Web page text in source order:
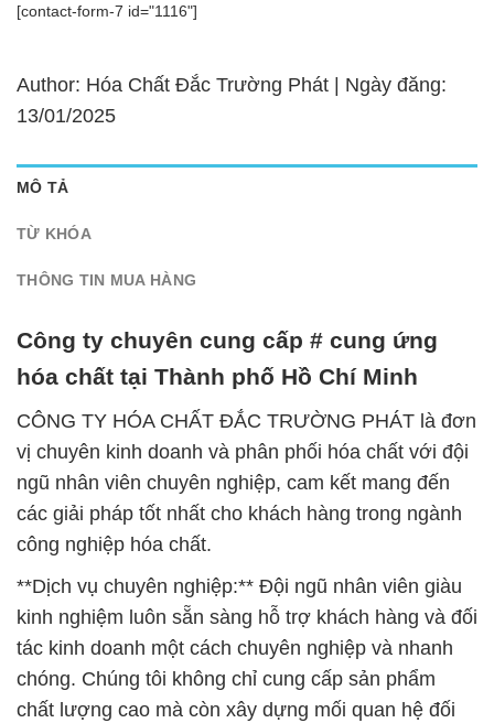
[contact-form-7 id="1116"]
Author: Hóa Chất Đắc Trường Phát | Ngày đăng:
13/01/2025
MÔ TẢ
TỪ KHÓA
THÔNG TIN MUA HÀNG
Công ty chuyên cung cấp # cung ứng
hóa chất tại Thành phố Hồ Chí Minh
CÔNG TY HÓA CHẤT ĐẮC TRƯỜNG PHÁT là đơn
vị chuyên kinh doanh và phân phối hóa chất với đội
ngũ nhân viên chuyên nghiệp, cam kết mang đến
các giải pháp tốt nhất cho khách hàng trong ngành
công nghiệp hóa chất.
**Dịch vụ chuyên nghiệp:** Đội ngũ nhân viên giàu
kinh nghiệm luôn sẵn sàng hỗ trợ khách hàng và đối
tác kinh doanh một cách chuyên nghiệp và nhanh
chóng. Chúng tôi không chỉ cung cấp sản phẩm
chất lượng cao mà còn xây dựng mối quan hệ đối